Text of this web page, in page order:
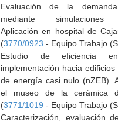
Evaluación de la
mediante simulaciones
Aplicación en hospital de
(3770/0923 - Equipo Trabajo
Estudio de eficiencia
implementación hacia
de energía casi nulo (nZEB).
el museo de la cerámica
(3771/1019 - Equipo Trabajo
Caracterización, evaluación